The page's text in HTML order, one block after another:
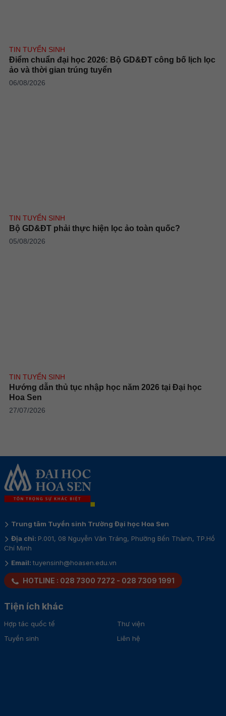
TIN TUYỂN SINH
Điểm chuẩn đại học 2026: Bộ GD&ĐT công bố lịch lọc
ảo và thời gian trúng tuyển
06/08/2026
TIN TUYỂN SINH
Bộ GD&ĐT phải thực hiện lọc ảo toàn quốc?
05/08/2026
TIN TUYỂN SINH
Hướng dẫn thủ tục nhập học năm 2026 tại Đại học
Hoa Sen
27/07/2026
Trung tâm Tuyển sinh Trường Đại học Hoa Sen
Địa chỉ: P.001, 08 Nguyễn Văn Tráng, Phường Bến Thành, TP.Hồ
Chí Minh
Email:tuyensinh@hoasen.edu.vn
HOTLINE : 028 7300 7272 - 028 7309 1991
Tiện ích khác
Hợp tác quốc tế
Tuyển sinh
Thư viện
Liên hệ